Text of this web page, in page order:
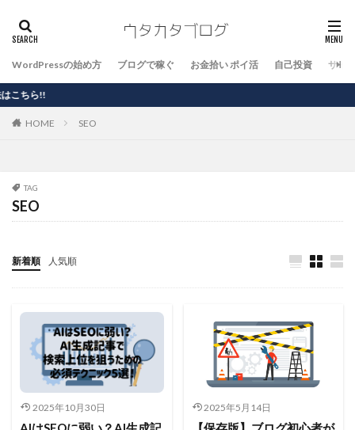
WordPressの始め方 ブログで稼ぐ お金拾い ポイ活 自己投資 サイ
HOME SEO
TAG
SEO
新着順 人気順
2025年10月30日 2025年5月14日